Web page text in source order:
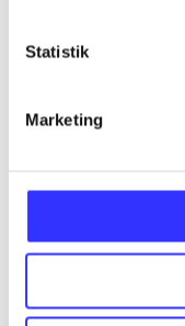
Statistik
Marketing
Playstation hits